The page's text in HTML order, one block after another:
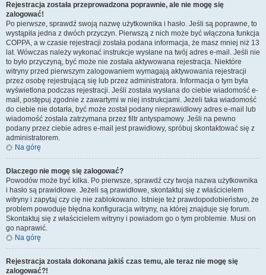
Rejestracja została przeprowadzona poprawnie, ale nie mogę się
zalogować!
Po pierwsze, sprawdź swoją nazwę użytkownika i hasło. Jeśli są poprawne, to
wystąpiła jedna z dwóch przyczyn. Pierwszą z nich może być włączona funkcja
COPPA, a w czasie rejestracji została podana informacja, że masz mniej niż 13
lat. Wówczas należy wykonać instrukcje wysłane na twój adres e-mail. Jeśli nie
to było przyczyną, być może nie została aktywowana rejestracja. Niektóre
witryny przed pierwszym zalogowaniem wymagają aktywowania rejestracji
przez osobę rejestrującą się lub przez administratora. Informacja o tym była
wyświetlona podczas rejestracji. Jeśli została wysłana do ciebie wiadomość e-
mail, postępuj zgodnie z zawartymi w niej instrukcjami. Jeżeli taka wiadomość
do ciebie nie dotarła, być może został podany nieprawidłowy adres e-mail lub
wiadomość została zatrzymana przez filtr antyspamowy. Jeśli na pewno
podany przez ciebie adres e-mail jest prawidłowy, spróbuj skontaktować się z
administratorem.
Na górę
Dlaczego nie mogę się zalogować?
Powodów może być kilka. Po pierwsze, sprawdź czy twoja nazwa użytkownika
i hasło są prawidłowe. Jeżeli są prawidłowe, skontaktuj się z właścicielem
witryny i zapytaj czy cię nie zablokowano. Istnieje też prawdopodobieństwo, że
problem powoduje błędna konfiguracja witryny, na której znajduje się forum.
Skontaktuj się z właścicielem witryny i powiadom go o tym problemie. Musi on
go naprawić.
Na górę
Rejestracja została dokonana jakiś czas temu, ale teraz nie mogę się
zalogować?!